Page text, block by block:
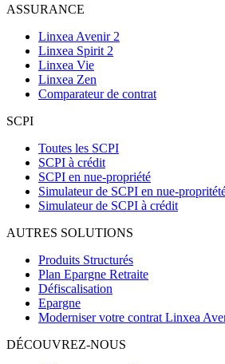
ASSURANCE
Linxea Avenir 2
Linxea Spirit 2
Linxea Vie
Linxea Zen
Comparateur de contrat
SCPI
Toutes les SCPI
SCPI à crédit
SCPI en nue-propriété
Simulateur de SCPI en nue-
Simulateur de SCPI à crédit
AUTRES SOLUTIONS
Produits Structurés
Plan Epargne Retraite
Défiscalisation
Epargne
Moderniser votre contrat Linxea
DÉCOUVREZ-NOUS